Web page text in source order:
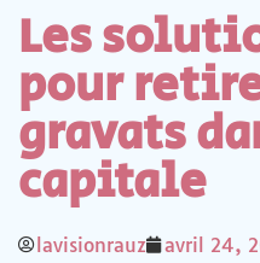
Les
pour
gravats
capitale
lavisionrauz avril 24,